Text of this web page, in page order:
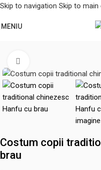
Skip to navigation Skip to
MENIU
Costum copii
brau